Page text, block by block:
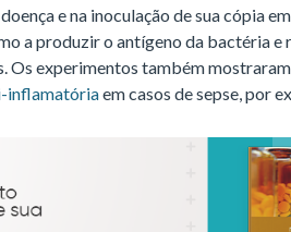
e na inoculação de sua cópia
a produzir o antígeno da bactéria
Os experimentos também
inflamatóriaem casos de sepse, por